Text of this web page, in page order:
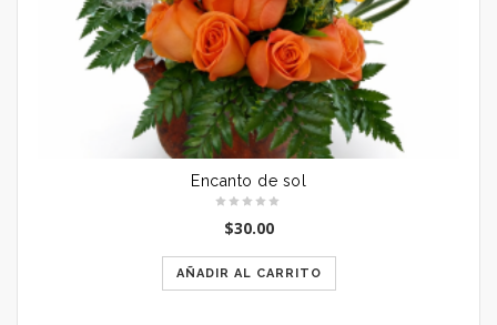
Encanto de sol
$30.00
AÑADIR AL CARRITO